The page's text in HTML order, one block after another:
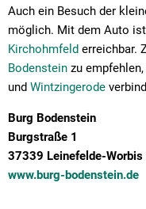
Auch ein Besuch der
möglich. Mit dem Auto
Kirchohmfeld erreichbar.
Bodenstein zu
und Wintzingerode
Burg Bodenstein
Burgstraße 1
37339 Leinefelde-Worbis
www.burg-bodenstein.de